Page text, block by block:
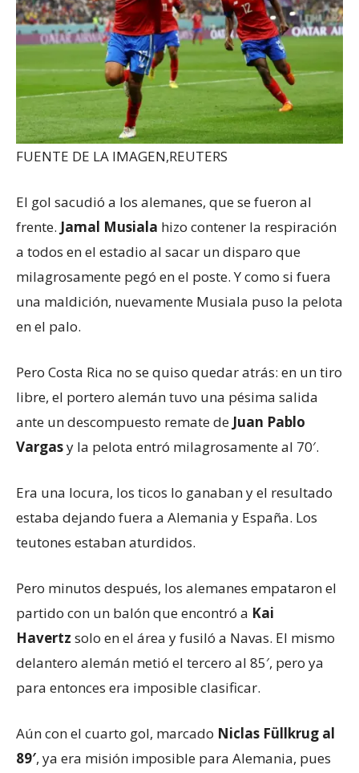
FUENTE DE LA IMAGEN,REUTERS
El gol sacudió a los alemanes, que se fueron al
frente. Jamal Musiala hizo contener la respiración
a todos en el estadio al sacar un disparo que
milagrosamente pegó en el poste. Y como si fuera
una maldición, nuevamente Musiala puso la pelota
en el palo.
Pero Costa Rica no se quiso quedar atrás: en un tiro
libre, el portero alemán tuvo una pésima salida
ante un descompuesto remate de Juan Pablo
Vargasy la pelota entró milagrosamente al 70′.
Era una locura, los ticos lo ganaban y el resultado
estaba dejando fuera a Alemania y España. Los
teutones estaban aturdidos.
Pero minutos después, los alemanes empataron el
partido con un balón que encontró a Kai
Havertz solo en el área y fusiló a Navas. El mismo
delantero alemán metió el tercero al 85′, pero ya
para entonces era imposible clasificar.
Aún con el cuarto gol, marcado Niclas Füllkrug al
89′, ya era misión imposible para Alemania, pues